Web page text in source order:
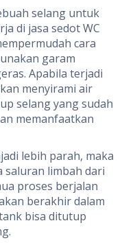
selang untuk
di jasa sedot WC
cara
garam
Apabila terjadi
menyirami air
selang yang sudah
memanfaatkan
lebih parah, maka
saluran limbah dari
proses berjalan
berakhir dalam
bisa ditutup